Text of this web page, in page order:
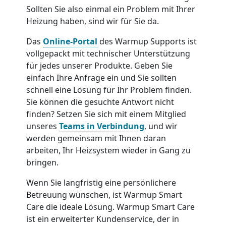
Sollten Sie also einmal ein Problem mit Ihrer
Heizung haben, sind wir für Sie da.
Das Online-Portal des Warmup Supports ist
vollgepackt mit technischer Unterstützung
für jedes unserer Produkte. Geben Sie
einfach Ihre Anfrage ein und Sie sollten
schnell eine Lösung für Ihr Problem finden.
Sie können die gesuchte Antwort nicht
finden? Setzen Sie sich mit einem Mitglied
unseres Teams in Verbindung, und wir
werden gemeinsam mit Ihnen daran
arbeiten, Ihr Heizsystem wieder in Gang zu
bringen.
Wenn Sie langfristig eine persönlichere
Betreuung wünschen, ist Warmup Smart
Care die ideale Lösung. Warmup Smart Care
ist ein erweiterter Kundenservice, der in